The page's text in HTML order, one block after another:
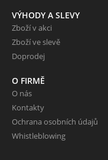
VÝHODY A SLEVY
Zboží v akci
Zboží ve slevě
Doprodej
O FIRMĚ
O nás
Kontakty
Ochrana osobních údajů
Whistleblowing